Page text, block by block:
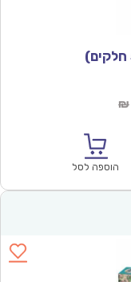
₪
הוספה לסל